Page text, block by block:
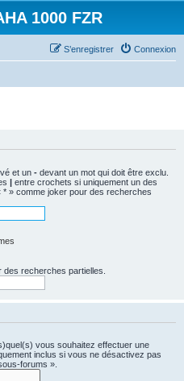
1000 FZR
Connexion
S’enregistrer
et un - devant un mot qui doit être exclu.
| entre crochets si uniquement un des
» comme joker pour des recherches
recherches partielles.
vous souhaitez effectuer une
inclus si vous ne désactivez pas
forums ».